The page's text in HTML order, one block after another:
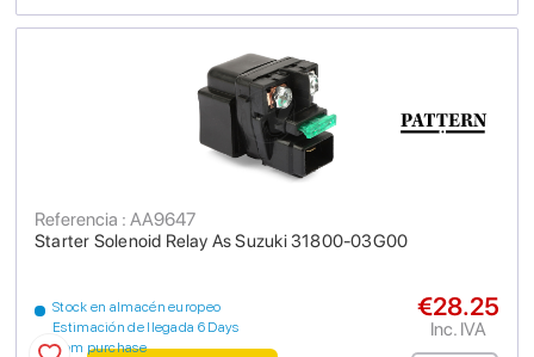
Starter Solenoid Relay As Suzuki 31800-03G00
Referencia : AA9647
Stock en almacén europeo
Estimación de llegada 6 Days
from purchase
€28.25
Inc. IVA